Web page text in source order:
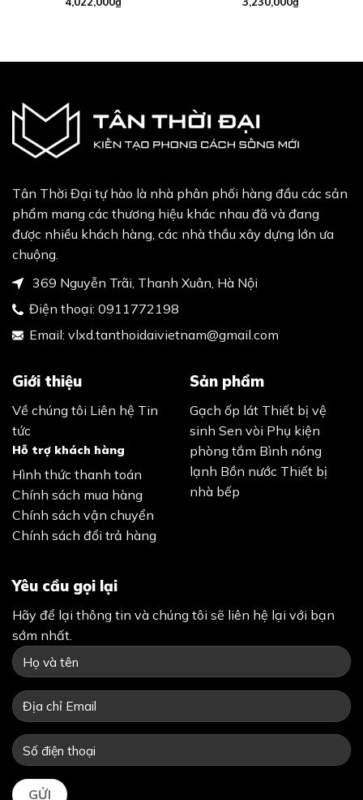
Tân Thời Đại tự hào là nhà phân phối hàng đầu các sản
phẩm mang các thương hiệu khác nhau đã và đang
được nhiều khách hàng, các nhà thầu xây dựng lớn ưa
chuộng.
369 Nguyễn Trãi, Thanh Xuân, Hà Nội
Điện thoại: 0911772198
Email: vlxd.tanthoidaivietnam@gmail.com
Giới thiệu
Về chúng tôi Liên hệ Tin
tức
Hỗ trợ khách hàng
Hình thức thanh toán
Chính sách mua hàng
Chính sách vận chuyển
Chính sách đổi trả hàng
Sản phẩm
Gạch ốp lát Thiết bị vệ
sinh Sen vòi Phụ kiện
phòng tắm Bình nóng
lạnh Bồn nước Thiết bị
nhà bếp
Yêu cầu gọi lại
Hãy để lại thông tin và chúng tôi sẽ liên hệ lại với bạn
sớm nhất.